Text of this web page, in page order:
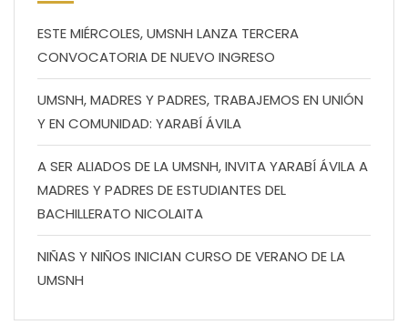
ESTE MIÉRCOLES, UMSNH LANZA TERCERA
CONVOCATORIA DE NUEVO INGRESO
UMSNH, MADRES Y PADRES, TRABAJEMOS EN UNIÓN
Y EN COMUNIDAD: YARABÍ ÁVILA
A SER ALIADOS DE LA UMSNH, INVITA YARABÍ ÁVILA A
MADRES Y PADRES DE ESTUDIANTES DEL
BACHILLERATO NICOLAITA
NIÑAS Y NIÑOS INICIAN CURSO DE VERANO DE LA
UMSNH